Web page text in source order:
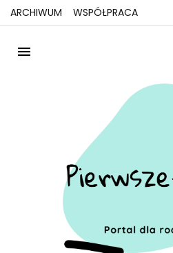
ARCHIWUM WSPÓŁPRACA